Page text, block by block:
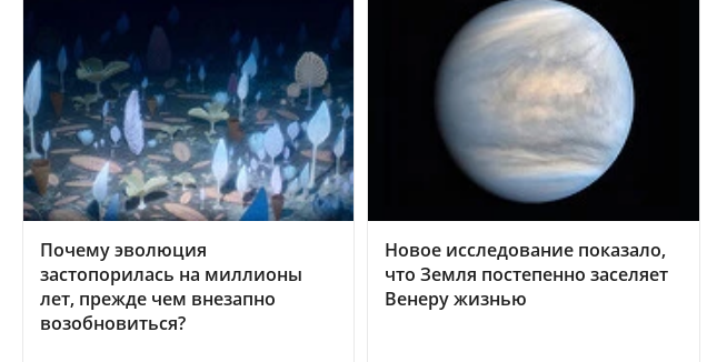
Почему эволюция
застопорилась на миллионы
лет, прежде чем внезапно
возобновиться?
Новое исследование показало,
что Земля постепенно заселяет
Венеру жизнью